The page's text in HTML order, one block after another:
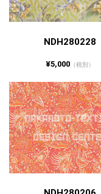
NDH280228
¥5,000 （税別）